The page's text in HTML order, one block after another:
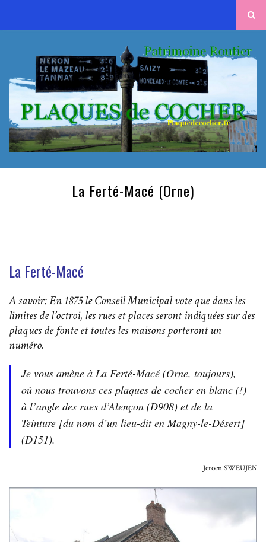
La Ferté-Macé (Orne)
La Ferté-Macé
A savoir: En 1875 le Conseil Municipal vote que dans les
limites de l’octroi, les rues et places seront indiquées sur des
plaques de fonte et toutes les maisons porteront un
numéro.
Je vous amène à La Ferté-Macé (Orne, toujours),
où nous trouvons ces plaques de cocher en blanc (!)
à l’angle des rues d’Alençon (D908) et de la
Teinture [du nom d’un lieu-dit en Magny-le-Désert]
(D151).
Jeroen SWEUJEN